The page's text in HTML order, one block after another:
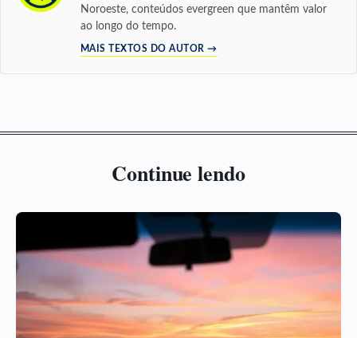
Noroeste, conteúdos evergreen que mantêm valor
ao longo do tempo.
MAIS TEXTOS DO AUTOR →
Continue lendo